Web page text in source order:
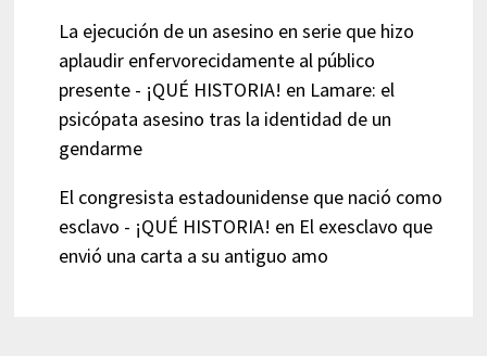
La ejecución de un asesino en serie que hizo
aplaudir enfervorecidamente al público
presente - ¡QUÉ HISTORIA! en Lamare: el
psicópata asesino tras la identidad de un
gendarme
El congresista estadounidense que nació como
esclavo - ¡QUÉ HISTORIA! en El exesclavo que
envió una carta a su antiguo amo